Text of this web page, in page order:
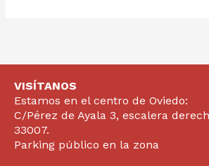
VISÍTANOS
Estamos en el centro de Oviedo:
C/Pérez de Ayala 3, escalera
33007.
Parking público en la zona